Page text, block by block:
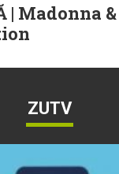
| Madonna
ZUTV